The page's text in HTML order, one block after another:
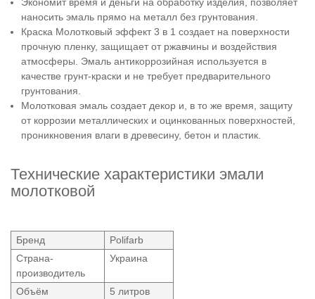
наносить эмаль прямо на металл без грунтования.
Краска Молотковый эффект 3 в 1 создает на поверхности
прочную пленку, защищает от ржавчины и воздействия
атмосферы. Эмаль антикоррозийная используется в
качестве грунт-краски и не требует предварительного
грунтования.
Молотковая эмаль создает декор и, в то же время, защиту
от коррозии металлических и оцинкованных поверхностей,
проникновения влаги в древесину, бетон и пластик.
Технические характеристики эмали
молотковой
Бренд
Polifarb
Страна-
производитель
Украина
Объём
5 литров